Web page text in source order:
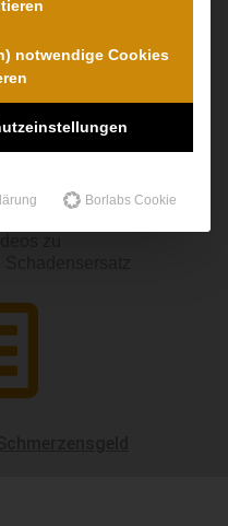
Erklärvideos:
viel erhalte ich?
notwendige Cookies
Borlabs Cookie